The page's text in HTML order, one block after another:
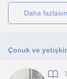
daha
Çocuk ve